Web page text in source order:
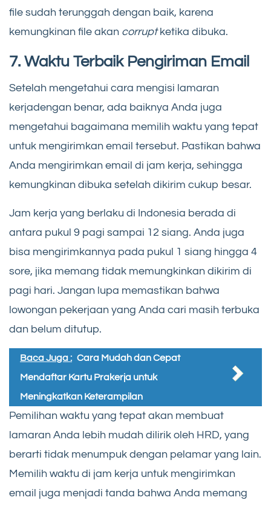
file sudah terunggah dengan baik, karena
kemungkinan file akan corrupt ketika dibuka.
7. Waktu Terbaik Pengiriman Email
Setelah mengetahui cara mengisi lamaran
kerjadengan benar, ada baiknya Anda juga
mengetahui bagaimana memilih waktu yang tepat
untuk mengirimkan email tersebut. Pastikan bahwa
Anda mengirimkan email di jam kerja, sehingga
kemungkinan dibuka setelah dikirim cukup besar.
Jam kerja yang berlaku di Indonesia berada di
antara pukul 9 pagi sampai 12 siang. Anda juga
bisa mengirimkannya pada pukul 1 siang hingga 4
sore, jika memang tidak memungkinkan dikirim di
pagi hari. Jangan lupa memastikan bahwa
lowongan pekerjaan yang Anda cari masih terbuka
dan belum ditutup.
Baca Juga : Cara Mudah dan Cepat
Mendaftar Kartu Prakerja untuk
Meningkatkan Keterampilan
Pemilihan waktu yang tepat akan membuat
lamaran Anda lebih mudah dilirik oleh HRD, yang
berarti tidak menumpuk dengan pelamar yang lain.
Memilih waktu di jam kerja untuk mengirimkan
email juga menjadi tanda bahwa Anda memang